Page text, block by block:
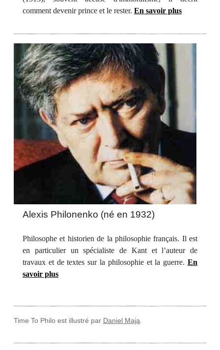
comment devenir prince et le rester. En savoir plus
Alexis Philonenko (né en 1932)
Philosophe et historien de la philosophie français. Il est
en particulier un spécialiste de Kant et l’auteur de
travaux et de textes sur la philosophie et la guerre. En
savoir plus
Time To Philo est illustré par Daniel Maja